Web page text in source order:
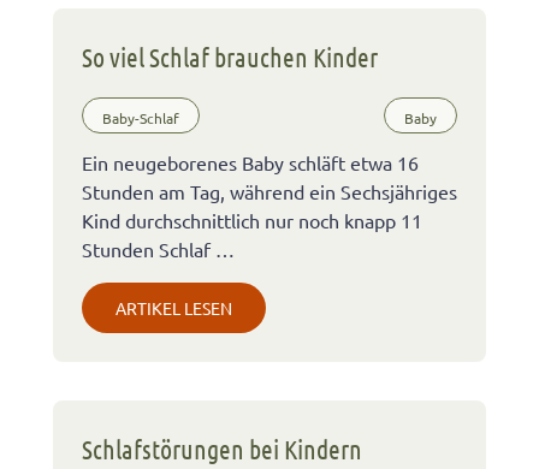
So viel Schlaf brauchen Kinder
Baby-Schlaf Baby
Ein neugeborenes Baby schläft etwa 16
Stunden am Tag, während ein Sechsjähriges
Kind durchschnittlich nur noch knapp 11
Stunden Schlaf …
ARTIKEL LESEN
Schlafstörungen bei Kindern